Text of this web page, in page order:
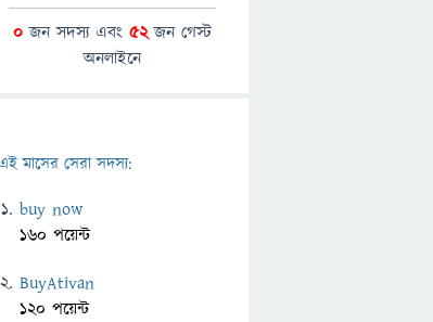
0 জন সদস্য এবং 52জন গেস্ট
অনলাইনে
মাসের সেরা সদস্য:
buy now
160 পয়েন্ট
BuyAtivan
120 পয়েন্ট